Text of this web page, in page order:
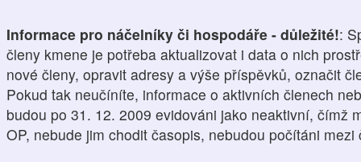
Informace pro náčelníky či hospodáře - důležité!:
členy kmene je potřeba aktualizovat i data o nich
nové členy, opravit adresy a výše příspěvků, označit
Pokud tak neučíníte, informace o aktivních členech
budou po 31. 12. 2009 evidováni jako neaktivní, čímž
OP, nebude jim chodit časopis, nebudou počítáni mezi